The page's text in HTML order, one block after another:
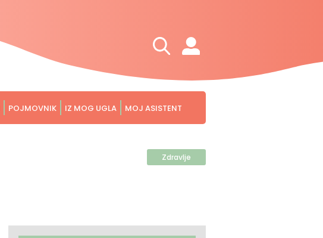
POJMOVNIK IZ MOG UGLA MOJ ASISTENT
Zdravlje